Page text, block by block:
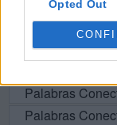
Opted Out
Por favor
Palabras
Palabras